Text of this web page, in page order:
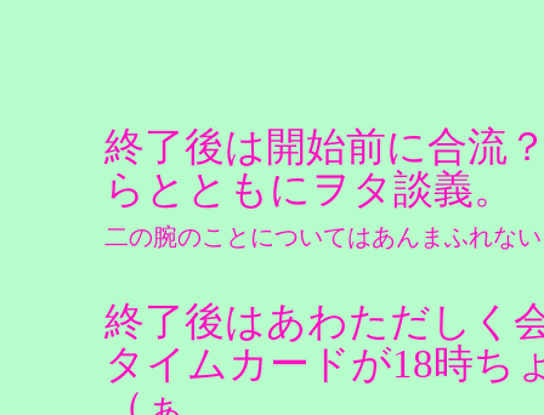
終了後は開始前に合流
らとともにヲタ談義。
二の腕のことについてはあんまふれな
終了後はあわただしく
タイムカードが18時ち